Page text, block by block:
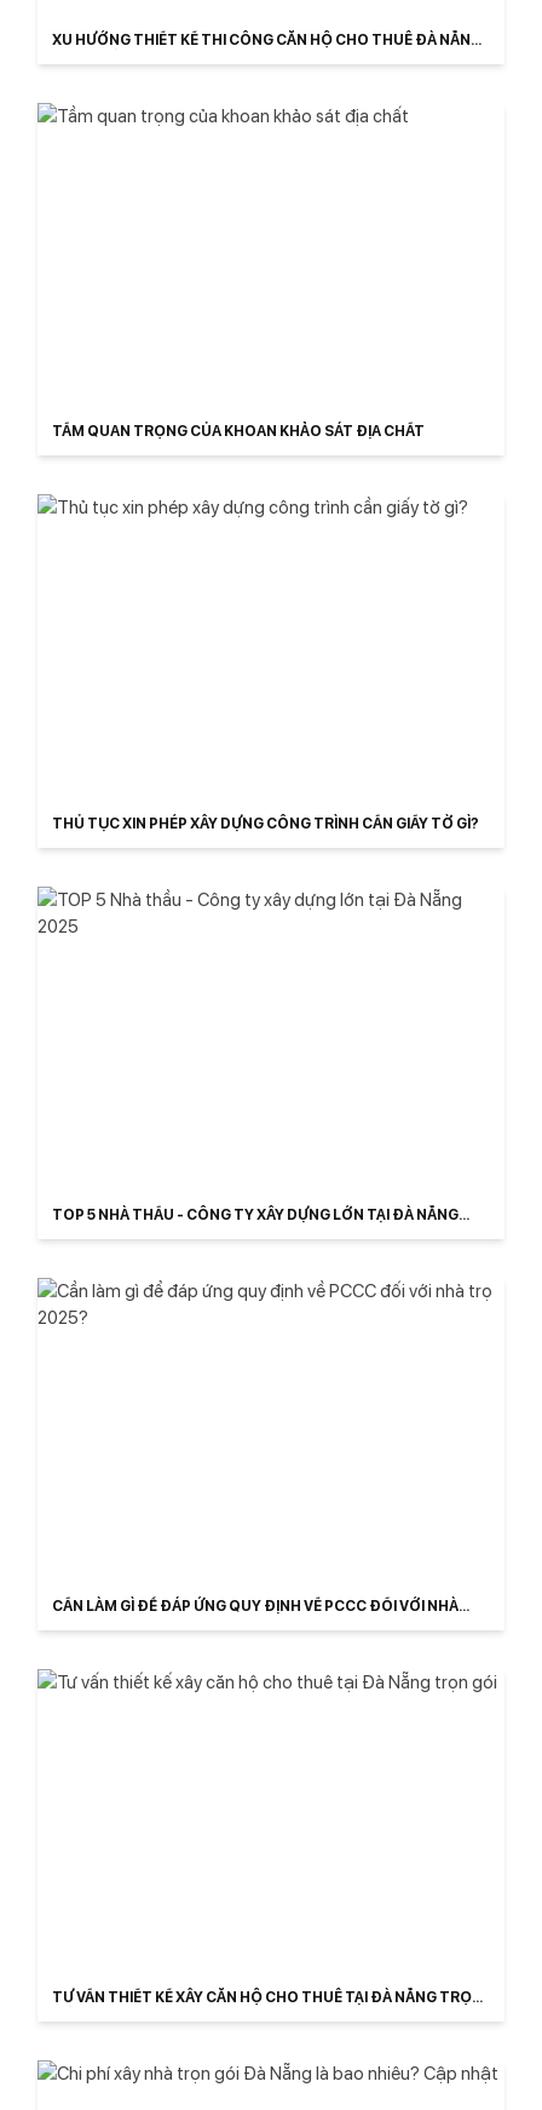
XU HƯỚNG THIẾT KẾ THI CÔNG CĂN HỘ CHO THUÊ ĐÀ NẴNG
TẦM QUAN TRỌNG CỦA KHOAN KHẢO SÁT ĐỊA CHẤT
THỦ TỤC XIN PHÉP XÂY DỰNG CÔNG TRÌNH CẦN GIẤY TỜ GÌ?
TOP 5 NHÀ THẦU - CÔNG TY XÂY DỰNG LỚN TẠI ĐÀ NẴNG
CẦN LÀM GÌ ĐỂ ĐÁP ỨNG QUY ĐỊNH VỀ PCCC ĐỐI VỚI NHÀ
TƯ VẤN THIẾT KẾ XÂY CĂN HỘ CHO THUÊ TẠI ĐÀ NẴNG TRỌN